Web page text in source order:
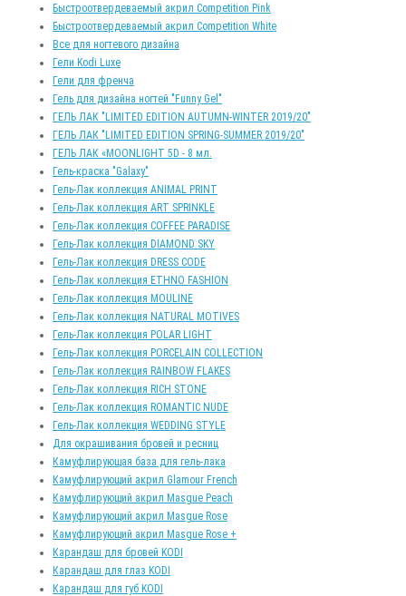
Быстроотвердеваемый акрил Competition Pink
Быстроотвердеваемый акрил Competition White
Все для ногтевого дизайна
Гели Kodi Luxe
Гели для френча
Гель для дизайна ногтей "Funny Gel"
ГЕЛЬ ЛАК "LIMITED EDITION AUTUMN-WINTER 2019/20"
ГЕЛЬ ЛАК "LIMITED EDITION SPRING-SUMMER 2019/20"
ГЕЛЬ ЛАК «MOONLIGHT 5D - 8 мл.
Гель-краска "Galaxy"
Гель-Лак коллекция ANIMAL PRINT
Гель-Лак коллекция ART SPRINKLE
Гель-Лак коллекция COFFEE PARADISE
Гель-Лак коллекция DIAMOND SKY
Гель-Лак коллекция DRESS CODE
Гель-Лак коллекция ETHNO FASHION
Гель-Лак коллекция MOULINE
Гель-Лак коллекция NATURAL MOTIVES
Гель-Лак коллекция POLAR LIGHT
Гель-Лак коллекция PORCELAIN COLLECTION
Гель-Лак коллекция RAINBOW FLAKES
Гель-Лак коллекция RICH STONE
Гель-Лак коллекция ROMANTIC NUDE
Гель-Лак коллекция WEDDING STYLE
Для окрашивания бровей и ресниц
Камуфлирующая база для гель-лака
Камуфлирующий акрил Glamour French
Камуфлирующий акрил Masgue Peach
Камуфлирующий акрил Masgue Rose
Камуфлирующий акрил Masgue Rose +
Карандаш для бровей KODI
Карандаш для глаз KODI
Карандаш для губ KODI